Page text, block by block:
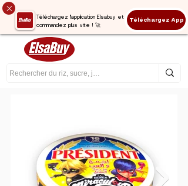
Téléchargez l'application Elsabuy et
commandez plus vite ! 🚀
Téléchargez App